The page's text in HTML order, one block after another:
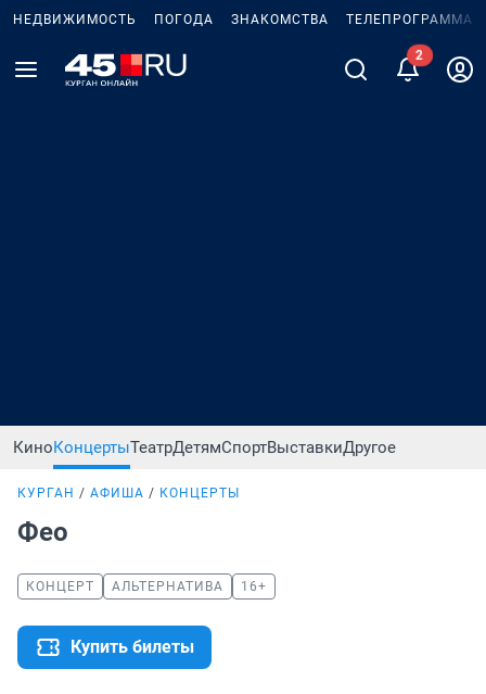
НЕДВИЖИМОСТЬ ПОГОДА ЗНАКОМСТВА ТЕЛЕПРОГРАММА
2
КиноКонцертыТеатрДетямСпортВыставкиДругое
КУРГАН АФИША КОНЦЕРТЫ
Фео
КОНЦЕРТ АЛЬТЕРНАТИВА 16+
Купить билеты